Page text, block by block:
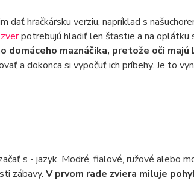
dať hračkársku verziu, napríklad s
zverpotrebujú hladiť len šťastie a na oplátku
domáceho maznáčika, pretože oči
a dokonca si vypočuť ich príbehy. Je to
s - jazyk. Modré, fialové, ružové alebo
zábavy. V prvom rade zviera miluje